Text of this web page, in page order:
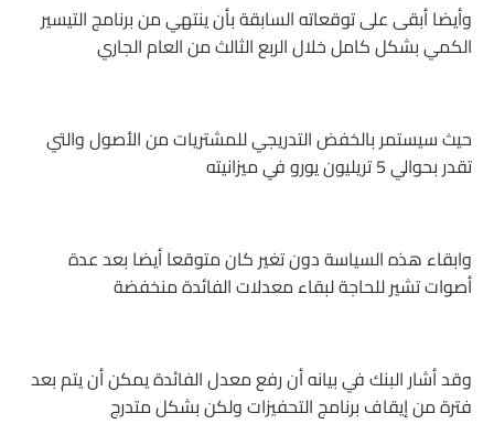
وأيضا أبقى على توقعاته السابقة بأن ينتهي من برنامج التيسير
الكمي بشكل كامل خلال الربع الثالث من العام الجاري
حيث سيستمر بالخفض التدريجي للمشتريات من الأصول والتي
تقدر بحوالي 5 تريليون يورو في ميزانيته
وابقاء هذه السياسة دون تغير كان متوقعا أيضا بعد عدة
أصوات تشير للحاجة لبقاء معدلات الفائدة منخفضة
وقد أشار البنك في بيانه أن رفع معدل الفائدة يمكن أن يتم بعد
فترة من إيقاف برنامج التحفيزات ولكن بشكل متدرج